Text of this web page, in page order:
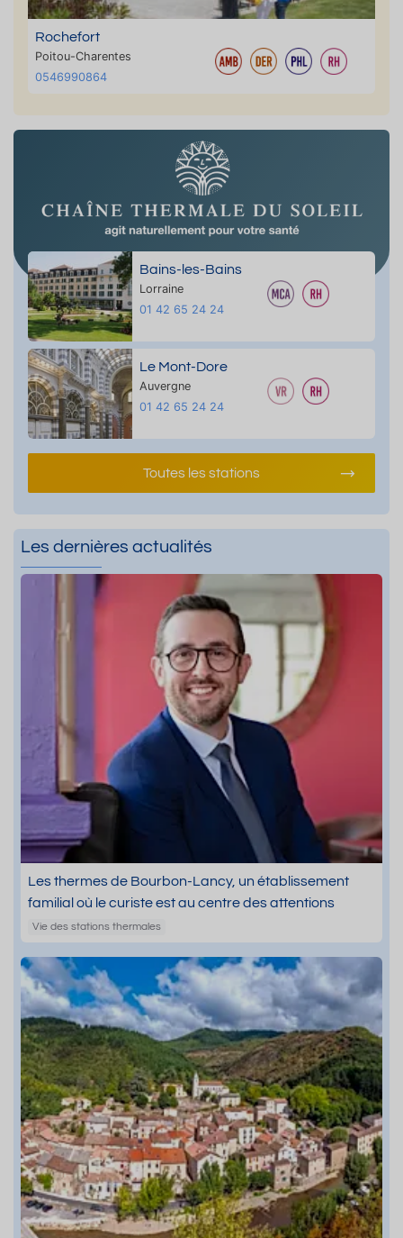
Rochefort
Poitou-Charentes
0546990864
Bains-les-Bains
Lorraine
01 42 65 24 24
Le Mont-Dore
Auvergne
01 42 65 24 24
Toutes les stations
Les dernières actualités
Les thermes de Bourbon-Lancy, un établissement
familial où le curiste est au centre des attentions
Vie des stations thermales